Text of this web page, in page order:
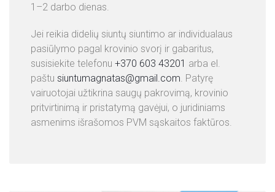
1–2 darbo dienas.
Jei reikia didelių siuntų siuntimo ar individualaus
pasiūlymo pagal krovinio svorį ir gabaritus,
susisiekite telefonu +370 603 43201 arba el.
paštu siuntumagnatas@gmail.com. Patyrę
vairuotojai užtikrina saugų pakrovimą, krovinio
pritvirtinimą ir pristatymą gavėjui, o juridiniams
asmenims išrašomos PVM sąskaitos faktūros.